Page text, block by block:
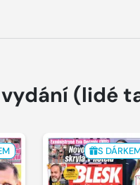
(lidé
S